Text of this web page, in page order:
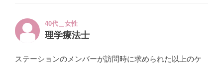
40代＿女性
理学療法士
ステーションのメンバーが訪問時に求められた以上のケ